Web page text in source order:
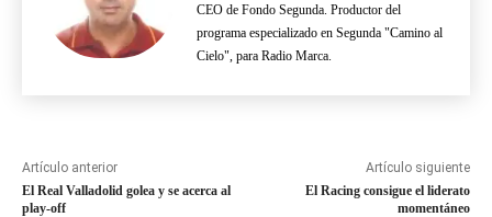
CEO de Fondo Segunda. Productor del
programa especializado en Segunda "Camino al
Cielo", para Radio Marca.
Artículo anterior
El Real Valladolid golea y se acerca al
play-off
Artículo siguiente
El Racing consigue el liderato
momentáneo